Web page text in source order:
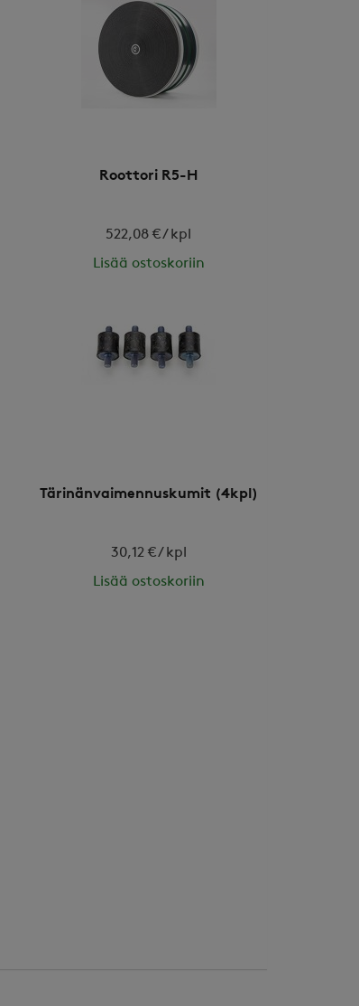
Roottori R5-H
522,08 € / kpl
Lisää ostoskoriin
Tärinänvaimennuskumit (4kpl)
30,12 € / kpl
Lisää ostoskoriin